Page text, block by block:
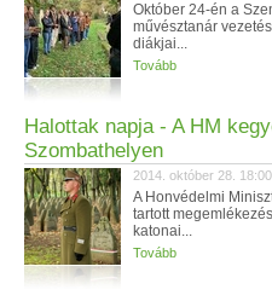
Október 24-én a
művésztanár
diákjai...
Tovább
Halottak napja - A HM
Szombathelyen
2014. október 28. 18:00
A Honvédelmi
tartott
katonai...
Tovább